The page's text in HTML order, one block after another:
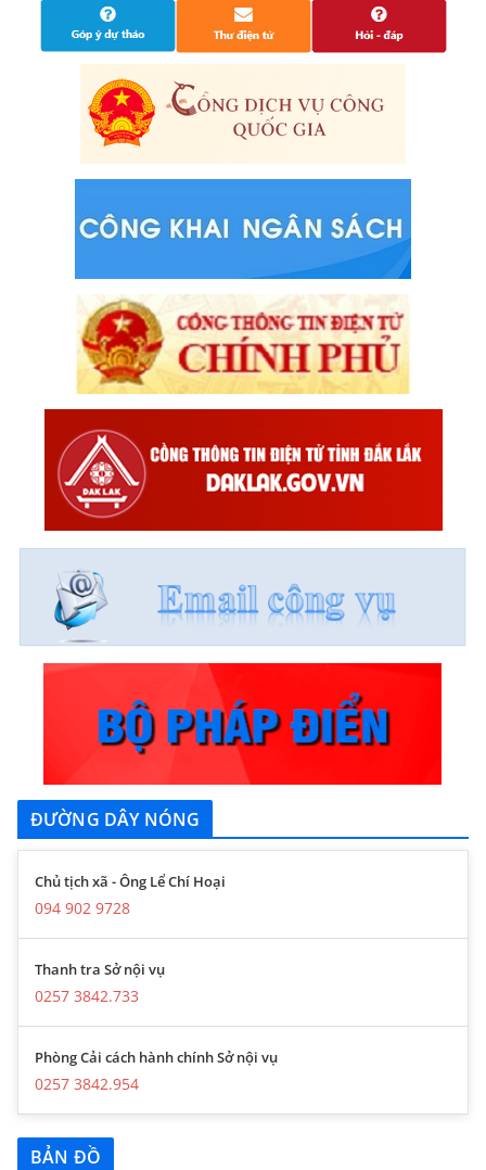
ĐƯỜNG DÂY NÓNG
Chủ tịch xã - Ông Lể Chí Hoại
094 902 9728
Thanh tra Sở nội vụ
0257 3842.733
Phòng Cải cách hành chính Sở nội vụ
0257 3842.954
BẢN ĐỒ